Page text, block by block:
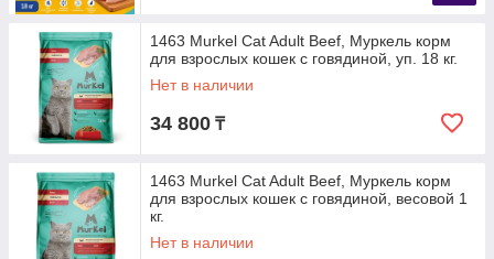
1463 Murkel Cat Adult Beef, Муркель корм
для взрослых кошек с говядиной, уп. 18 кг.
Нет в наличии
34 800 ₸
1463 Murkel Cat Adult Beef, Муркель корм
для взрослых кошек с говядиной, весовой 1
кг.
Нет в наличии